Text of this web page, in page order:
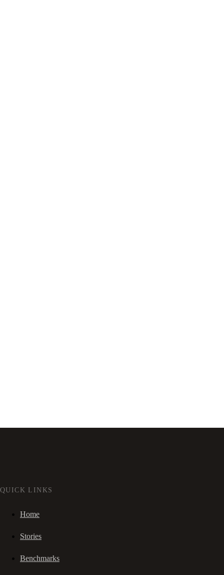
QUICK LINKS
Home
Stories
Benchmarks